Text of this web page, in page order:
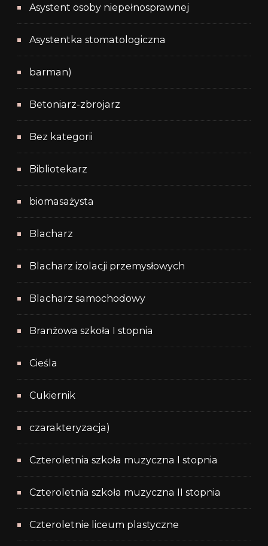
Asystent osoby niepełnosprawnej
Asystentka stomatologiczna
barman)
Betoniarz-zbrojarz
Bez kategorii
Bibliotekarz
biomasażysta
Blacharz
Blacharz izolacji przemysłowych
Blacharz samochodowy
Branżowa szkoła I stopnia
Cieśla
Cukiernik
czarakteryzacja)
Czteroletnia szkoła muzyczna I stopnia
Czteroletnia szkoła muzyczna II stopnia
Czteroletnie liceum plastyczne